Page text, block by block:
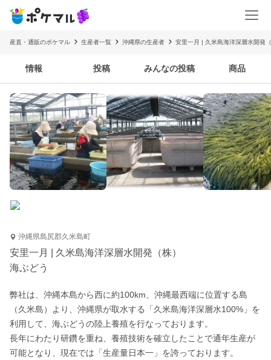
産直・通販のポケマル 生産者一覧 沖縄県の生産者 安里一月 | 久米島海洋深層水開発
情報 投稿 みんなの投稿 商品
沖縄県島尻郡久米島町
安里一月 | 久米島海洋深層水開発（株）
海ぶどう
弊社は、沖縄本島から西に約100km、沖縄最西端に位置する島
（久米島）より、沖縄県が取水する「久米島海洋深層水100%」を
利用して、海ぶどうの陸上養殖を行なっております。
長年にわたり研鑽を重ね、養殖技術を確立したことで通年生産が
可能となり、現在では「生産量日本一」を誇っております。